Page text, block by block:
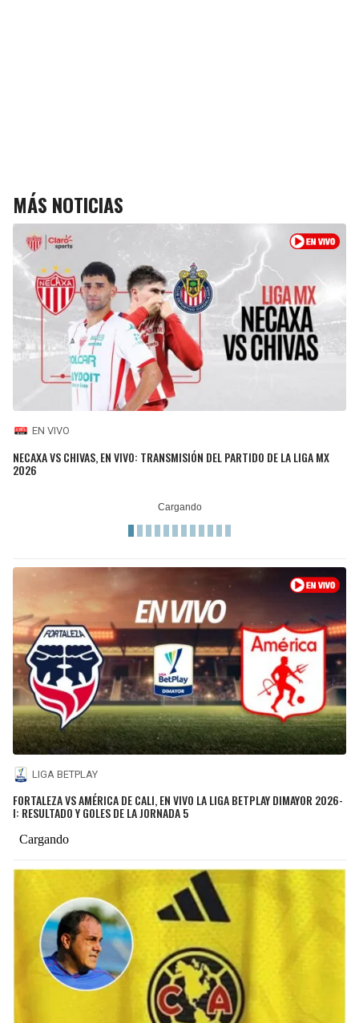
MÁS NOTICIAS
EN VIVO
NECAXA VS CHIVAS, EN VIVO: TRANSMISIÓN DEL PARTIDO DE LA LIGA MX
2026
LIGA BETPLAY
FORTALEZA VS AMÉRICA DE CALI, EN VIVO LA LIGA BETPLAY DIMAYOR 2026-
I: RESULTADO Y GOLES DE LA JORNADA 5